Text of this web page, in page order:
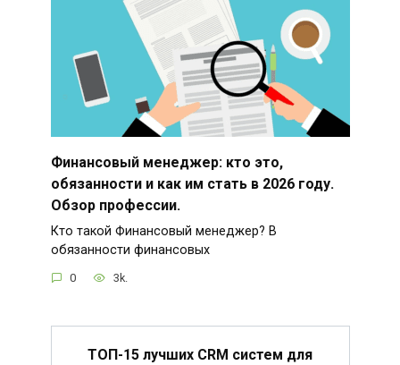
Финансовый менеджер: кто это,
обязанности и как им стать в 2026 году.
Обзор профессии.
Кто такой Финансовый менеджер? В
обязанности финансовых
0 3k.
ТОП-15 лучших CRM систем для